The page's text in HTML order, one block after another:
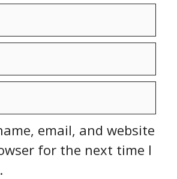
email, and website
for the next time I